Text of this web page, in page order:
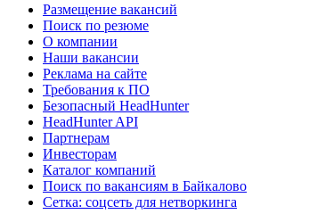
Размещение вакансий
Поиск по резюме
О компании
Наши вакансии
Реклама на сайте
Требования к ПО
Безопасный HeadHunter
HeadHunter API
Партнерам
Инвесторам
Каталог компаний
Поиск по вакансиям в Байкалово
Сетка: соцсеть для нетворкинга